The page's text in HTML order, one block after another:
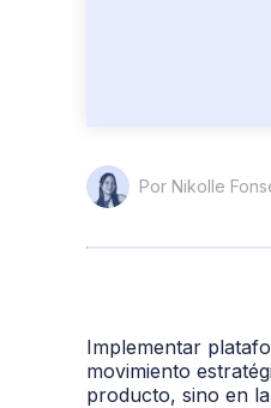
Por Nikolle
Implementar
movimiento
producto, sino en